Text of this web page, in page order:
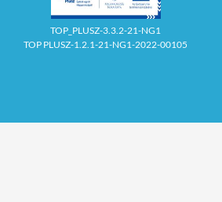
TOP_PLUSZ-3.3.2-21-NG1
TOP PLUSZ-1.2.1-21-NG1-2022-00105